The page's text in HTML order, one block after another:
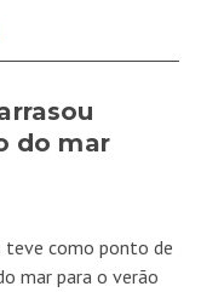
do mar
teve como ponto de
mar para o verão